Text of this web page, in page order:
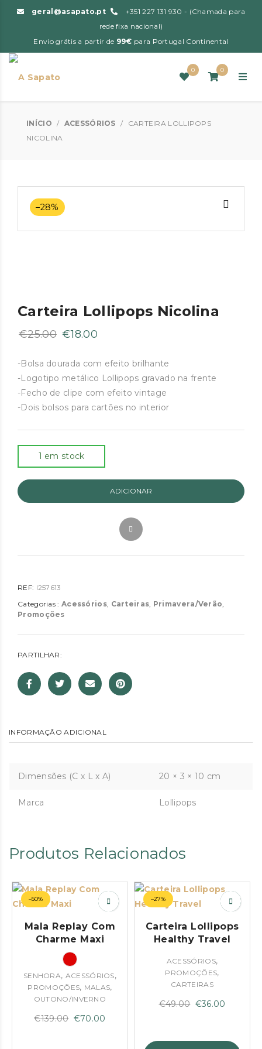
geral@asapato.pt
+351 227 131 930 - (Chamada para
rede fixa nacional)
Envio grátis a partir de 99€ para Portugal Continental
0 0
INÍCIO / ACESSÓRIOS /
CARTEIRA LOLLIPOPS
NICOLINA
–28%
Carteira Lollipops Nicolina
€25.00 O
original
era:
€25.00.
€18.00
atual
é:
€18.00.
-Bolsa dourada com efeito brilhante
-Logotipo metálico Lollipops gravado na frente
-Fecho de clipe com efeito vintage
-Dois bolsos para cartões no interior
1 em stock
ADICIONAR
REF: I257613
Categorias : Acessórios, Carteiras, Primavera/Verão,
Promoções
PARTILHAR:
INFORMAÇÃO ADICIONAL
Dimensões (C x L x A) 20 × 3 × 10 cm
Marca Lollipops
Produtos Relacionados
–50%
Mala Replay Com
Charme Maxi
SENHORA, ACESSÓRIOS,
PROMOÇÕES, MALAS,
OUTONO/INVERNO
€139.00 O
€70.00
–27%
Carteira Lollipops
Healthy Travel
ACESSÓRIOS,
PROMOÇÕES,
CARTEIRAS
€49.00 O
€36.00